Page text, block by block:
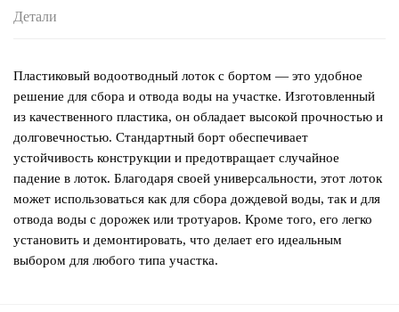
Детали
Пластиковый водоотводный лоток с бортом — это удобное
решение для сбора и отвода воды на участке. Изготовленный
из качественного пластика, он обладает высокой прочностью и
долговечностью. Стандартный борт обеспечивает
устойчивость конструкции и предотвращает случайное
падение в лоток. Благодаря своей универсальности, этот лоток
может использоваться как для сбора дождевой воды, так и для
отвода воды с дорожек или тротуаров. Кроме того, его легко
установить и демонтировать, что делает его идеальным
выбором для любого типа участка.